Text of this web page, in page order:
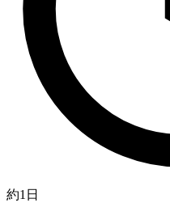
約1日